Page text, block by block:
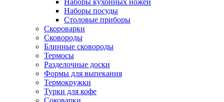
Наборы кухонных ножей
Наборы посуды
Столовые приборы
Скороварки
Сковороды
Блинные сковороды
Термосы
Разделочные доски
Формы для выпекания
Термокружки
Турки для кофе
Соковарки